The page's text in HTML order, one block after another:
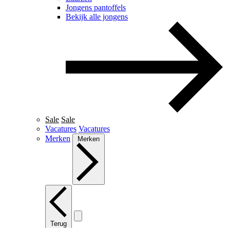
Jongens pantoffels
Bekijk alle jongens
Sale Sale
Vacatures Vacatures
Merken
Merken
Terug